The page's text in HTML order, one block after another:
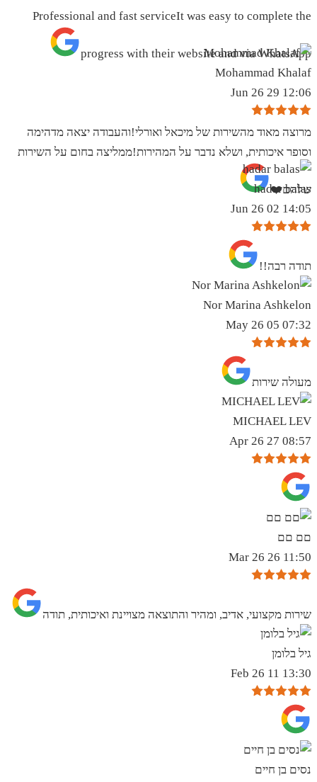
Professional and fast serviceIt was easy to complete the
progress with their website and via WhatsApp
Mohammad Khalaf
12:06 29 Jun 26
מרוצה מאוד מהשירות של מיכאל ואורלי!והעבודה יצאה מדהימה
וסופר איכותית, ושלא נדבר על המהירות!ממליצה בחום על השירות
שלהם❤️
hadar balas
14:05 02 Jun 26
תודה רבה!!
Nor Marina Ashkelon
07:32 05 May 26
מעולה שירות
MICHAEL LEV
08:57 27 Apr 26
םם םם
11:50 26 Mar 26
שירות מקצועי, אדיב, ומהיר והתוצאה מצויינת ואיכותית, תודה
גיל בלומן
13:30 11 Feb 26
נסים בן חיים